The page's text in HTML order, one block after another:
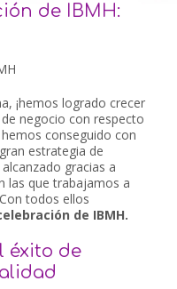
de IBMH:
¡hemos logrado crecer
negocio con respecto
conseguido con
estrategia de
gracias a
las que trabajamos a
todos ellos
de IBMH.
éxito de